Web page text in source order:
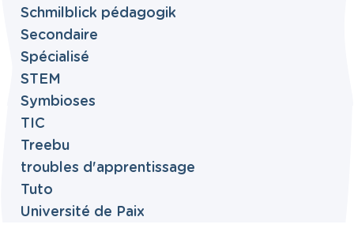
Schmilblick pédagogik
Secondaire
Spécialisé
STEM
Symbioses
TIC
Treebu
troubles d'apprentissage
Tuto
Université de Paix